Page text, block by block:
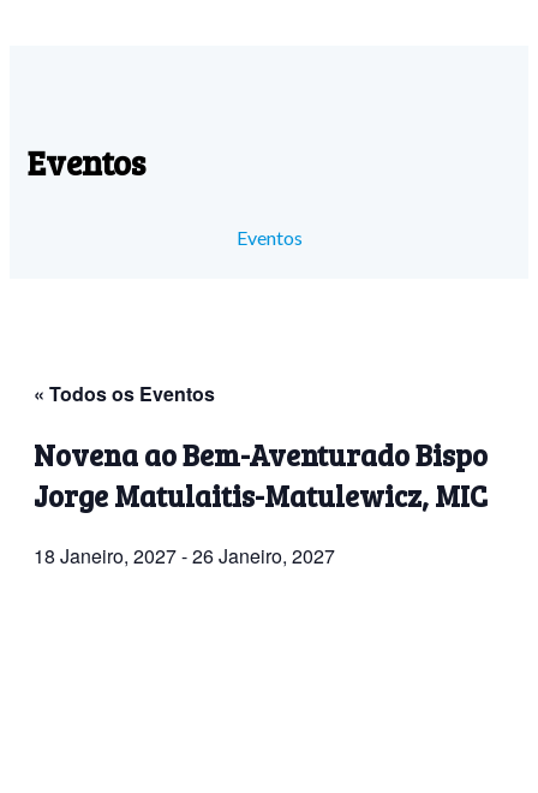
Eventos
Eventos
« Todos os Eventos
Novena ao Bem-Aventurado Bispo
Jorge Matulaitis-Matulewicz, MIC
18 Janeiro, 2027-26 Janeiro, 2027